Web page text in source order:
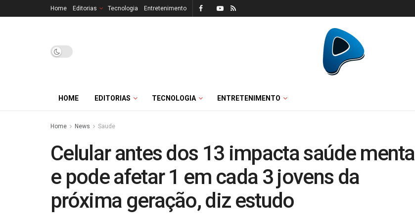
Home Editorias Tecnologia Entretenimento
HOME EDITORIAS TECNOLOGIA ENTRETENIMENTO
Home News Saude
Celular antes dos 13 impacta saúde mental
e pode afetar 1 em cada 3 jovens da
próxima geração, diz estudo